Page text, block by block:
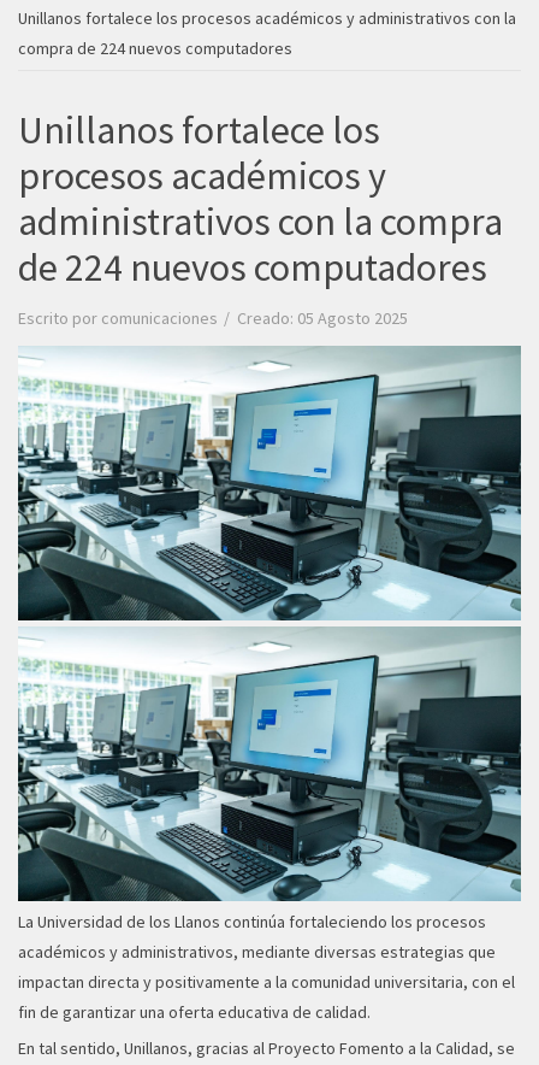
Unillanos fortalece los procesos académicos y administrativos con la
compra de 224 nuevos computadores
Unillanos fortalece los
procesos académicos y
administrativos con la compra
de 224 nuevos computadores
Escrito por comunicaciones Creado: 05 Agosto 2025
La Universidad de los Llanos continúa fortaleciendo los procesos
académicos y administrativos, mediante diversas estrategias que
impactan directa y positivamente a la comunidad universitaria, con el
fin de garantizar una oferta educativa de calidad.
En tal sentido, Unillanos, gracias al Proyecto Fomento a la Calidad, se